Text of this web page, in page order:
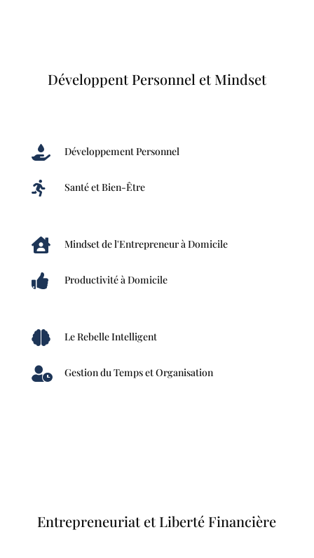
Développent Personnel et Mindset
 Développement Personnel
 Santé et Bien-Être
 Mindset de l'Entrepreneur à Domicile
 Productivité à Domicile
 Le Rebelle Intelligent
 Gestion du Temps et Organisation
Entrepreneuriat et Liberté Financière